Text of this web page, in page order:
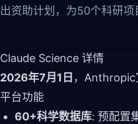
出资助计划，为50个科研
Claude Science 详情
2026年7月1日 ，Anthropic
平台功能
60+科学数据库: 预配置